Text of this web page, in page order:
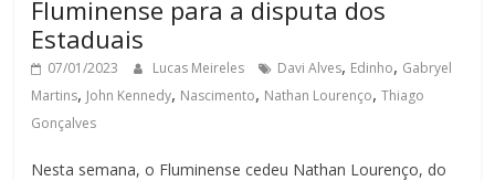
Fluminense para a disputa dos
Estaduais
07/01/2023 Lucas Meireles Davi Alves, Edinho, Gabryel
Martins, John Kennedy, Nascimento, Nathan Lourenço,Thiago
Gonçalves
Nesta semana, o Fluminense cedeu Nathan Lourenço, do